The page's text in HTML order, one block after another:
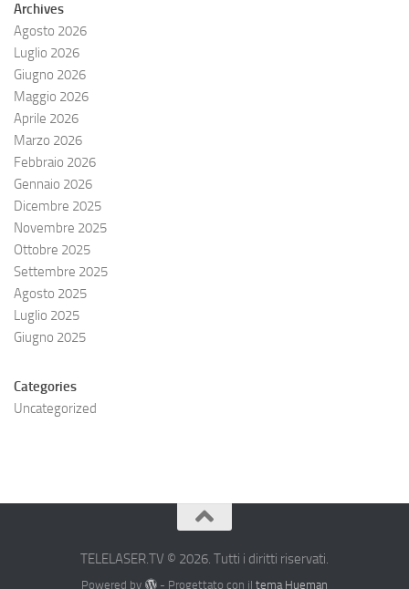
Archives
Agosto 2026
Luglio 2026
Giugno 2026
Maggio 2026
Aprile 2026
Marzo 2026
Febbraio 2026
Gennaio 2026
Dicembre 2025
Novembre 2025
Ottobre 2025
Settembre 2025
Agosto 2025
Luglio 2025
Giugno 2025
Categories
Uncategorized
TELELASER.TV © 2026. Tutti i diritti riservati.
Powered by - Progettato con il tema Hueman